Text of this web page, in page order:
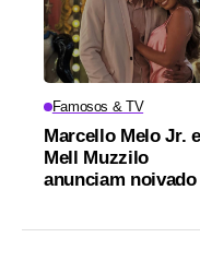
Famosos & TV
Marcello Melo Jr. e
Mell Muzzilo
anunciam noivado